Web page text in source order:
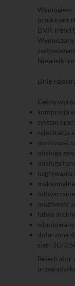
Wymogiem
producent
DVR Trend
Niewielki
Linię
Cechy
kompresja
system
rejestracja
możliwość
obsługa
obsługa
nagrywanie
możliwość
łatwa
dołączone
sieci 3G/
Rejestrator